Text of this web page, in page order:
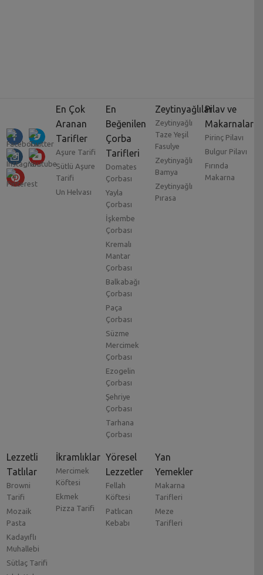
En Çok
Aranan
Tarifler
Aşure Tarifi
Sütlü Aşure
Tarifi
Un Helvası
En
Beğenilen
Çorba
Tarifleri
Domates
Çorbası
Yayla
Çorbası
İşkembe
Çorbası
Kremalı
Mantar
Çorbası
Balkabağı
Çorbası
Paça
Çorbası
Süzme
Mercimek
Çorbası
Ezogelin
Çorbası
Şehriye
Çorbası
Tarhana
Çorbası
Zeytinyağlılar
Zeytinyağlı
Taze Yeşil
Fasulye
Zeytinyağlı
Bamya
Zeytinyağlı
Pırasa
Pilav ve
Makarnalar
Pirinç Pilavı
Bulgur Pilavı
Fırında
Makarna
Lezzetli
Tatlılar
Browni
Tarifi
Mozaik
Pasta
Kadayıflı
Muhallebi
Sütlaç Tarifi
İkramlıklar
Mercimek
Köftesi
Ekmek
Pizza Tarifi
Yöresel
Lezzetler
Fellah
Köftesi
Patlıcan
Kebabı
Yan
Yemekler
Makarna
Tarifleri
Meze
Tarifleri